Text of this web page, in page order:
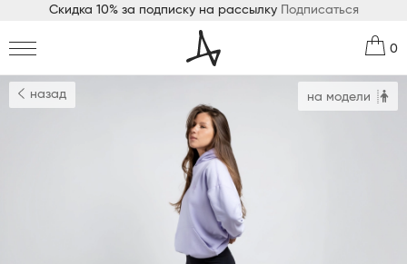
Скидка 10% за подписку на рассылку Подписаться
0
назад на модели